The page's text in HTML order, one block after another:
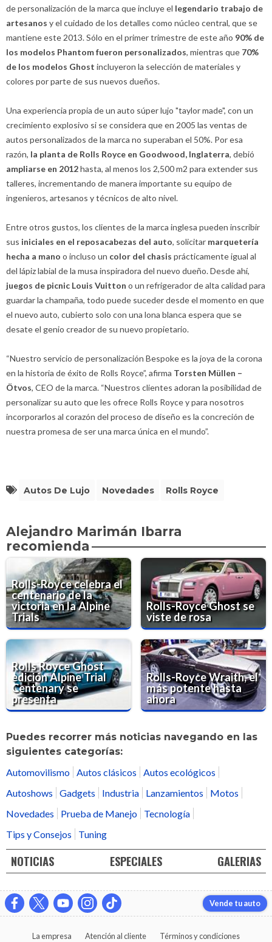
de personalización de la marca que incluye el legendario trabajo de
artesanos y el cuidado de los detalles como núcleo central, que se
mantiene este 2013. Sólo en el primer trimestre de este año 90% de
los modelos Phantom fueron personalizados, mientras que 70%
de los modelos Ghost incluyeron la selección de materiales y
colores por parte de sus nuevos dueños.
Una experiencia propia de un auto súper lujo "taylor made", con un
crecimiento explosivo si se considera que en 2005 las ventas de
autos personalizados de la marca no superaban el 50%. Por esa
razón, la planta de Rolls Royce en Goodwood, Inglaterra, debió
ampliarse en 2012hasta, al menos los 2,500 m2 para extender sus
talleres, incrementando de manera importante su equipo de
ingenieros, artesanos y técnicos de alto nivel.
Entre otros gustos, los clientes de la marca inglesa pueden inscribir
sus iniciales en el reposacabezas del auto, solicitar marquetería
hecha a mano o incluso un color del chasis prácticamente igual al
del lápiz labial de la musa inspiradora del nuevo dueño. Desde ahí,
juegos de picnic Louis Vuitton o un refrigerador de alta calidad para
guardar la champaña, todo puede suceder desde el momento en que
el nuevo auto, cubierto solo con una lona blanca espera que se
desate el genio creador de su nuevo propietario.
“Nuestro servicio de personalización Bespoke es la joya de la corona
en la historia de éxito de Rolls Royce”, afirma Torsten Müllen –
Ötvos, CEO de la marca. “Nuestros clientes adoran la posibilidad de
personalizar su auto que les ofrece Rolls Royce y para nosotros
incorporarlos al corazón del proceso de diseño es la concreción de
nuestra promesa de ser una marca única en el mundo”.
Autos De Lujo Novedades Rolls Royce
Alejandro Marimán Ibarra
recomienda
Rolls-Royce celebra el
centenario de la
victoria en la Alpine
Trials
Rolls-Royce Ghost se
viste de rosa
Rolls Royce Ghost
edición Alpine Trial
Centenary se
presenta
Rolls-Royce Wraith, el
más potente hasta
ahora
Puedes recorrer más noticias navegando en las
siguientes categorías:
Automovilismo
Autos clásicos
Autos ecológicos
Autoshows
Gadgets Industria Lanzamientos
Motos
Novedades
Prueba de Manejo
Tecnología
Tips y Consejos
Tuning
NOTICIAS ESPECIALES GALERIAS
Vende tu auto
La empresa Atención al cliente Términos y condiciones